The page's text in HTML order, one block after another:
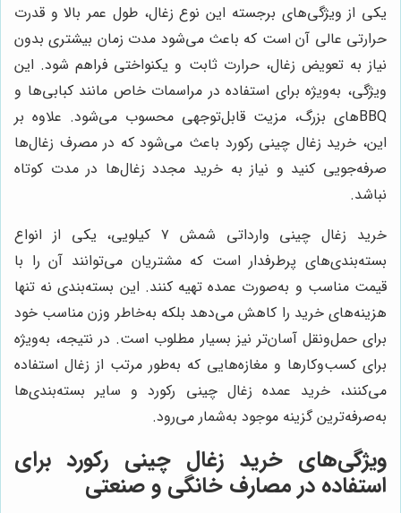
یکی از ویژگی‌های برجسته این نوع زغال، طول عمر بالا و قدرت
حرارتی عالی آن است که باعث می‌شود مدت زمان بیشتری بدون
نیاز به تعویض زغال، حرارت ثابت و یکنواختی فراهم شود. این
ویژگی، به‌ویژه برای استفاده در مراسمات خاص مانند کبابی‌ها و
BBQهای بزرگ، مزیت قابل‌توجهی محسوب می‌شود. علاوه بر
این، خرید زغال چینی رکورد باعث می‌شود که در مصرف زغال‌ها
صرفه‌جویی کنید و نیاز به خرید مجدد زغال‌ها در مدت کوتاه
نباشد.
خرید زغال چینی وارداتی شمش ۷ کیلویی، یکی از انواع
بسته‌بندی‌های پرطرفدار است که مشتریان می‌توانند آن را با
قیمت مناسب و به‌صورت عمده تهیه کنند. این بسته‌بندی نه تنها
هزینه‌های خرید را کاهش می‌دهد بلکه به‌خاطر وزن مناسب خود
برای حمل‌ونقل آسان‌تر نیز بسیار مطلوب است. در نتیجه، به‌ویژه
برای کسب‌وکارها و مغازه‌هایی که به‌طور مرتب از زغال استفاده
می‌کنند، خرید عمده زغال چینی رکورد و سایر بسته‌بندی‌ها
به‌صرفه‌ترین گزینه موجود به‌شمار می‌رود.
ویژگی‌های خرید زغال چینی رکورد برای
استفاده در مصارف خانگی و صنعتی